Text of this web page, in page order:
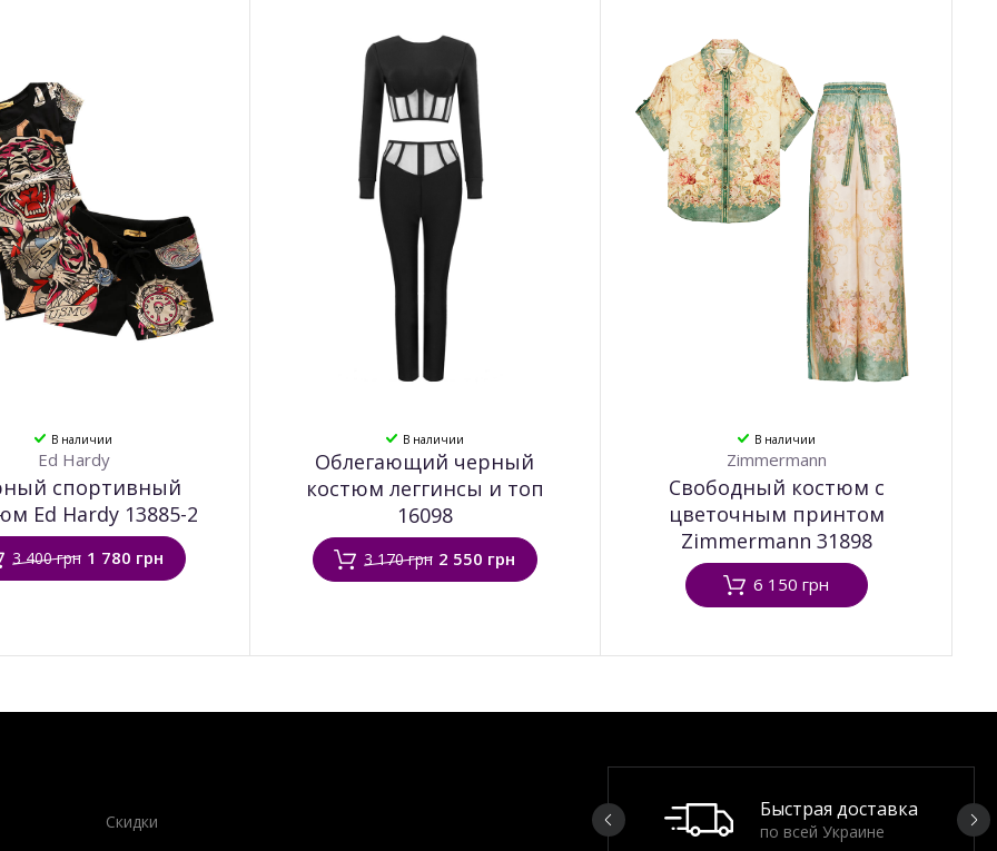
В наличии
Ed Hardy
спортивный
Ed Hardy 13885-2
3 400 грн 1 780 грн
В наличии
Облегающий черный
костюм леггинсы и топ
16098
3 170 грн 2 550 грн
В наличии
Zimmermann
Свободный костюм c
цветочным принтом
Zimmermann 31898
6 150 грн
Скидки
Быстрая доставка
по всей Украине